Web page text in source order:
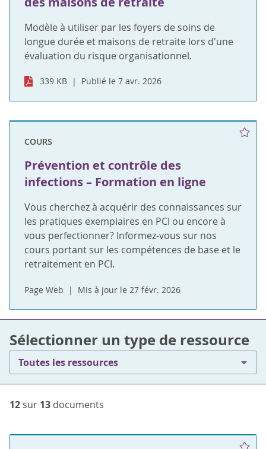
Modèle à utiliser par les foyers de soins de
longue durée et maisons de retraite lors d'une
évaluation du risque organisationnel.
339 KB Publié le 7 avr. 2026
COURS
Prévention et contrôle des
infections – Formation en ligne
Vous cherchez à acquérir des connaissances sur
les pratiques exemplaires en PCI ou encore à
vous perfectionner? Informez-vous sur nos
cours portant sur les compétences de base et le
retraitement en PCI.
Page Web Mis à jour le 27 févr. 2026
Sélectionner un type de ressource
Toutes les ressources
12 sur 13 documents